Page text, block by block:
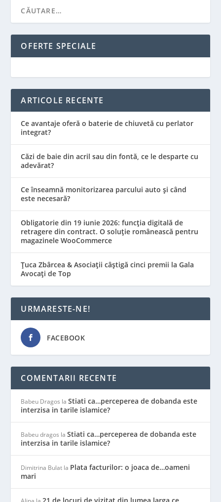
OFERTE SPECIALE
ARTICOLE RECENTE
Ce avantaje oferă o baterie de chiuvetă cu perlator
integrat?
Căzi de baie din acril sau din fontă, ce le desparte cu
adevărat?
Ce înseamnă monitorizarea parcului auto și când
este necesară?
Obligatorie din 19 iunie 2026: funcția digitală de
retragere din contract. O soluție românească pentru
magazinele WooCommerce
Țuca Zbârcea & Asociații câștigă cinci premii la Gala
Avocați de Top
URMARESTE-NE!
FACEBOOK
COMENTARII RECENTE
Babeu Dragos laStiati ca…perceperea de dobanda este
interzisa in tarile islamice?
Babeu dragos laStiati ca…perceperea de dobanda este
interzisa in tarile islamice?
Dimitrina Bulat la Plata facturilor: o joaca de…oameni
mari